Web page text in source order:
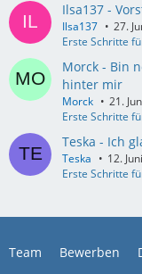
Ilsa137 -
Ilsa137
27.
Erste Schritte
Morck - Bin
hinter mir
Morck
21.
Erste Schritte
Teska - Ich
Teska
12.
Erste Schritte
Team Bewerben